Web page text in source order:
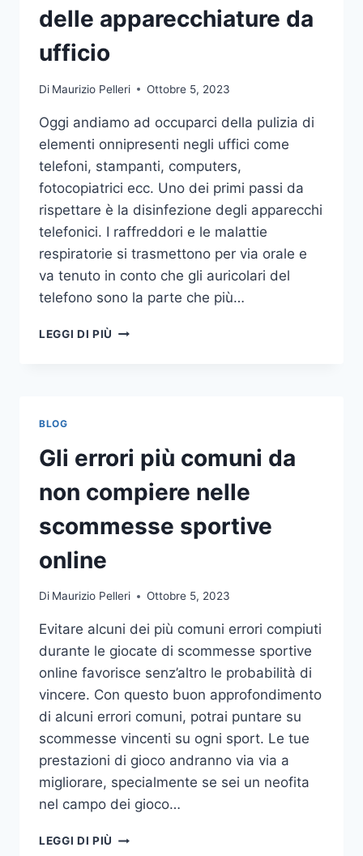
delle apparecchiature da
ufficio
Di Maurizio Pelleri Ottobre 5, 2023
Oggi andiamo ad occuparci della pulizia di
elementi onnipresenti negli uffici come
telefoni, stampanti, computers,
fotocopiatrici ecc. Uno dei primi passi da
rispettare è la disinfezione degli apparecchi
telefonici. I raffreddori e le malattie
respiratorie si trasmettono per via orale e
va tenuto in conto che gli auricolari del
telefono sono la parte che più…
LEGGI DI PIÙ UN
PULIZIA
DELLE
APPARECCHIATURE
DA
BLOG
Gli errori più comuni da
non compiere nelle
scommesse sportive
online
Di Maurizio Pelleri Ottobre 5, 2023
Evitare alcuni dei più comuni errori compiuti
durante le giocate di scommesse sportive
online favorisce senz’altro le probabilità di
vincere. Con questo buon approfondimento
di alcuni errori comuni, potrai puntare su
scommesse vincenti su ogni sport. Le tue
prestazioni di gioco andranno via via a
migliorare, specialmente se sei un neofita
nel campo dei gioco…
LEGGI DI PIÙ GLI